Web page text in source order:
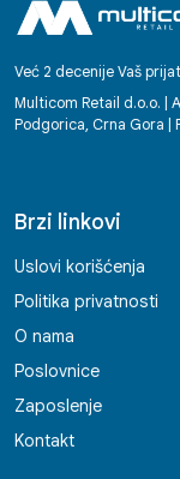
Već 2 decenije Vaš
Multicom Retail d.o.o. |
Podgorica, Crna Gora |
Brzi linkovi
Uslovi korišćenja
Politika privatnosti
O nama
Poslovnice
Zaposlenje
Kontakt